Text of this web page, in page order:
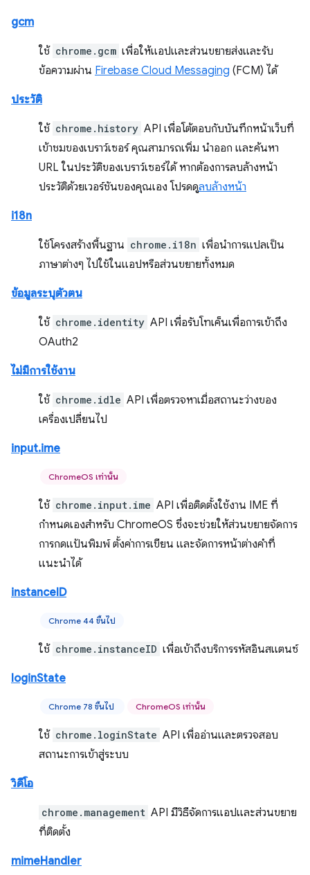
gcm
ใช้ chrome.gcm เพื่อให้แอปและส่วนขยายส่งและรับ
ข้อความผ่าน Firebase Cloud Messaging (FCM) ได้
ประวัติ
ใช้ chrome.history API เพื่อโต้ตอบกับบันทึกหน้าเว็บที่
เข้าชมของเบราว์เซอร์ คุณสามารถเพิ่ม นำออก และค้นหา
URL ในประวัติของเบราว์เซอร์ได้ หากต้องการลบล้างหน้า
ประวัติด้วยเวอร์ชันของคุณเอง โปรดดูลบล้างหน้า
i18n
ใช้โครงสร้างพื้นฐาน chrome.i18n เพื่อนำการแปลเป็น
ภาษาต่างๆ ไปใช้ในแอปหรือส่วนขยายทั้งหมด
ข้อมูลระบุตัวตน
ใช้ chrome.identity API เพื่อรับโทเค็นเพื่อการเข้าถึง
OAuth2
ไม่มีการใช้งาน
ใช้ chrome.idle API เพื่อตรวจหาเมื่อสถานะว่างของ
เครื่องเปลี่ยนไป
input.ime
ChromeOS เท่านั้น
ใช้ chrome.input.ime API เพื่อติดตั้งใช้งาน IME ที่
กำหนดเองสำหรับ ChromeOS ซึ่งจะช่วยให้ส่วนขยายจัดการ
การกดแป้นพิมพ์ ตั้งค่าการเขียน และจัดการหน้าต่างคำที่
แนะนำได้
instanceID
Chrome 44 ขึ้นไป
ใช้ chrome.instanceID เพื่อเข้าถึงบริการรหัสอินสแตนซ์
loginState
Chrome 78 ขึ้นไป ChromeOS เท่านั้น
ใช้ chrome.loginState API เพื่ออ่านและตรวจสอบ
สถานะการเข้าสู่ระบบ
วิดีโอ
chrome.management API มีวิธีจัดการแอปและส่วนขยาย
ที่ติดตั้ง
mimeHandler